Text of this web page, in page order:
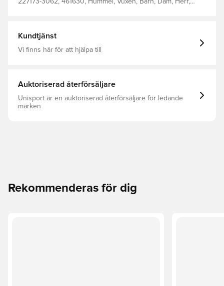
227173-3062, 461630, Hummel, Vuxen, Barn, Dam, Herr,
Kundtjänst
Vi finns här för att hjälpa till
Auktoriserad återförsäljare
Unisport är en auktoriserad återförsäljare för ledande
märken
Rekommenderas för dig